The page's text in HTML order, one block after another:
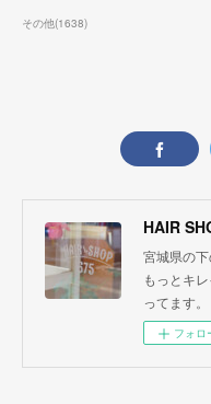
その他(1638)
HAIR
宮城県の
もっとキ
ってます。
フォロ